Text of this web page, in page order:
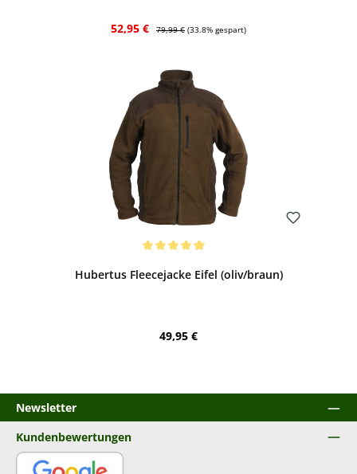
Verkaufspreis:
52,95 € Regulärer Preis:
79,99 € (33.8% gespart)
Hubertus Fleecejacke Eifel (oliv/braun)
Regulärer Preis:
49,95 €
Newsletter
Kundenbewertungen